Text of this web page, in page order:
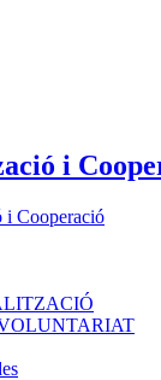
i
i Cooperació